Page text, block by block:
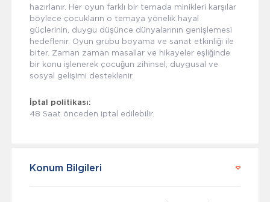
hazırlanır. Her oyun farklı bir temada minikleri karşılar
böylece çocukların o temaya yönelik hayal
güçlerinin, duygu düşünce dünyalarının genişlemesi
hedeflenir. Oyun grubu boyama ve sanat etkinliği ile
biter. Zaman zaman masallar ve hikayeler eşliğinde
bir konu işlenerek çocuğun zihinsel, duygusal ve
sosyal gelişimi desteklenir.
İptal politikası:
48 Saat önceden iptal edilebilir.
Konum Bilgileri